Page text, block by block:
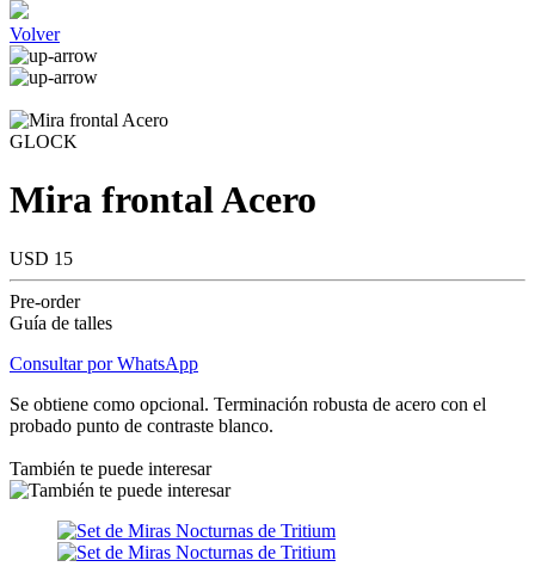
Volver
GLOCK
Mira frontal Acero
USD 15
Pre-order
Guía de talles
Consultar por WhatsApp
Se obtiene como opcional. Terminación robusta de acero con el
probado punto de contraste blanco.
También te puede interesar